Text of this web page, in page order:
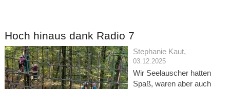
Hoch hinaus dank Radio 7
Stephanie Kaut,
03.12.2025
Wir Seelauscher hatten
Spaß, waren aber auch